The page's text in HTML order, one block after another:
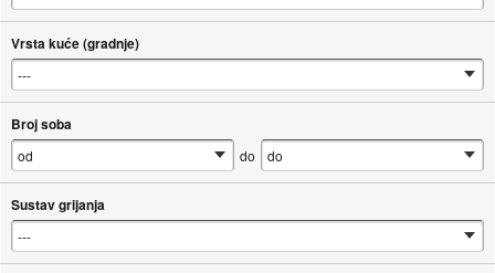
Vrsta kuće (gradnje)
Broj soba
do
Sustav grijanja